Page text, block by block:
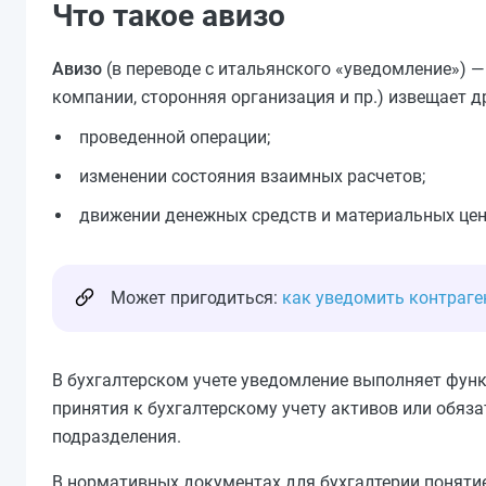
Что такое авизо
Авизо (в переводе с итальянского
компании, сторонняя организация и пр.) извещает
проведенной операции;
изменении состояния взаимных расчетов;
движении денежных средств и материальных
Может пригодиться: как уведомить
В бухгалтерском учете уведомление выполняет
принятия к бухгалтерскому учету активов или
подразделения.